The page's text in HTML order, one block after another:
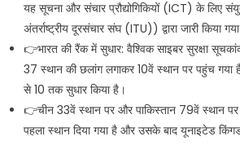
यह सूचना और संचार प्रौद्योगिकियों (ICT) के लिए
अंतर्राष्ट्रीय दूरसंचार संघ (ITU)) द्वारा जारी किया
👉भारत की रैंक में सुधार: वैश्विक साइबर सुरक्षा
37 स्थान की छलांग लगाकर 10वें स्थान पर पहुंच
से 10 तक सुधार किया है।
👉चीन 33वें स्थान पर और पाकिस्तान 79वें स्थान
पहला स्थान दिया गया है और उसके बाद यूनाइटेड